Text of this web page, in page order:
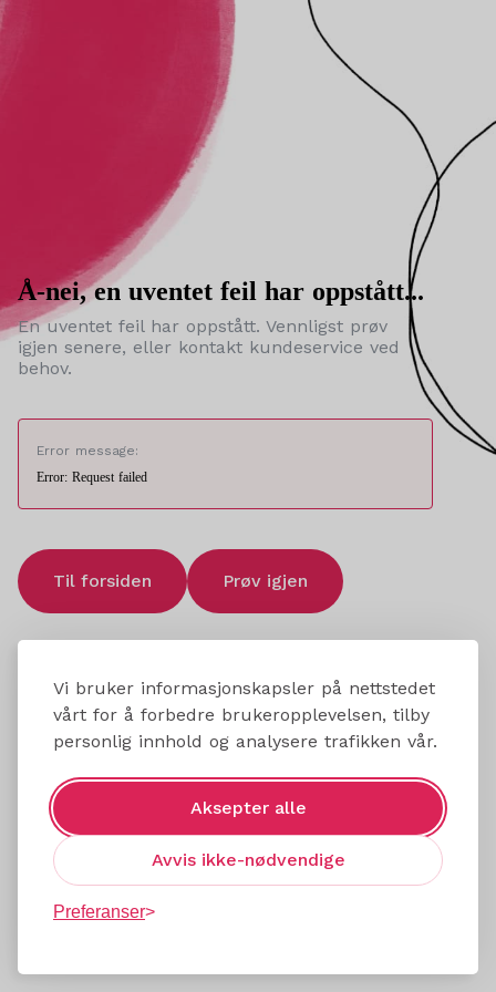
Vi bruker informasjonskapsler på nettstedet
vårt for å forbedre brukeropplevelsen, tilby
personlig innhold og analysere trafikken vår.
Aksepter alle
Avvis ikke-nødvendige
Preferanser
Å-nei, en uventet feil har oppstått...
En uventet feil har oppstått. Vennligst prøv
igjen senere, eller kontakt kundeservice ved
behov.
Error message:
Error: Request failed
Til forsiden Prøv igjen